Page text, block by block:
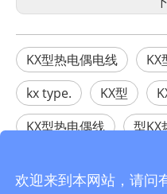
KX型热电偶电线 KX
kx type.
KX型
KX型热电偶线
型KX
欢迎来到本网站，请问